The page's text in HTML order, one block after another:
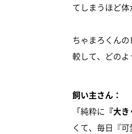
てしまうほど
ちゃまろくん
較して、どの
飼い主さん：
「純粋に 『大
くて、毎日『